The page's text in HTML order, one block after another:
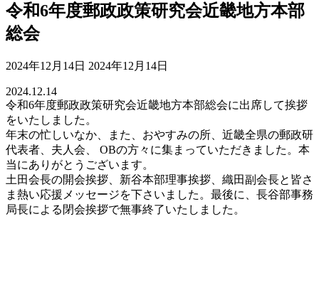
令和6年度郵政政策研究会近畿地方本部
総会
2024年12月14日 最
新
日
時
:
2024年12月14日
2024.12.14
令和6年度郵政政策研究会近畿地方本部総会に出席して挨拶
をいたしました。
年末の忙しいなか、また、おやすみの所、近畿全県の郵政研
代表者、夫人会、 OBの方々に集まっていただきました。本
当にありがとうございます。
土田会長の開会挨拶、新谷本部理事挨拶、織田副会長と皆さ
ま熱い応援メッセージを下さいました。最後に、長谷部事務
局長による閉会挨拶で無事終了いたしました。